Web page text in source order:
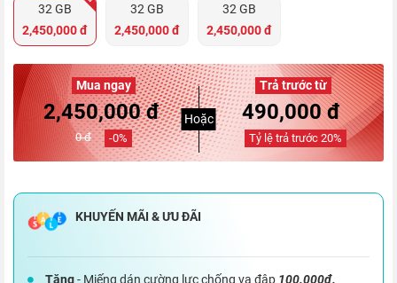
32 GB
2,450,000 đ
32 GB
2,450,000 đ
32 GB
2,450,000 đ
Mua ngay
2,450,000 đ
0 đ -0%
Hoặc
Trả trước từ
490,000 đ
Tỷ lệ trả trước20%
Tặng- Miếng dán cường lực chống va đập 100.000đ.